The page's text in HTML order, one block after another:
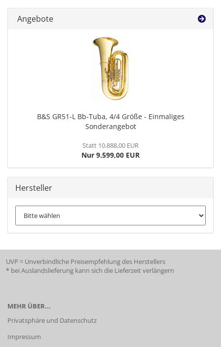
Angebote
B&S GR51-L Bb-Tuba, 4/4 Größe - Einmaliges
Sonderangebot
Statt 10.888,00 EUR
Nur 9.599,00 EUR
Hersteller
UVP = Unverbindliche Preisempfehlung des Herstellers
* bei Auslandslieferung kann sich die Lieferzeit verlängern
MEHR ÜBER...
Privatsphäre und Datenschutz
Impressum